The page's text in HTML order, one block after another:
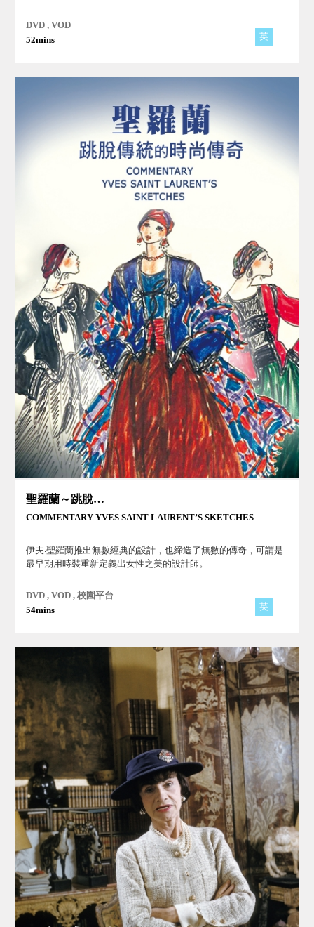
DVD , VOD
52mins
英
聖羅蘭～跳脫傳統的時尚傳奇
COMMENTARY YVES SAINT LAURENT’S SKETCHES
伊夫‧聖羅蘭推出無數經典的設計，也締造了無數的傳奇，可謂是
最早期用時裝重新定義出女性之美的設計師。
DVD , VOD , 校園平台
54mins
英